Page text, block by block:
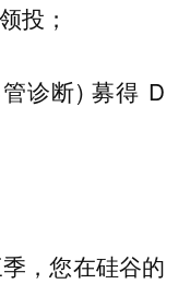
投；
诊断) 募得 D
，您在硅谷的